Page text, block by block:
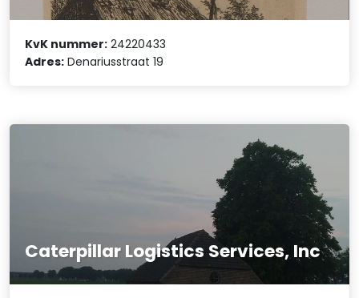
KvK nummer: 24220433
Adres: Denariusstraat 19
Caterpillar Logistics Services, Inc